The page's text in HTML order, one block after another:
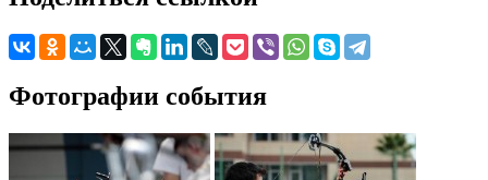
Фотографии события